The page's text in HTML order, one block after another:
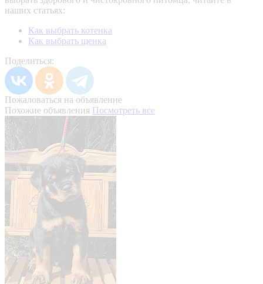
наших статьях:
Как выбрать котенка
Как выбрать щенка
Поделиться:
Пожаловаться на объявление
Похожие объявления Посмотреть все